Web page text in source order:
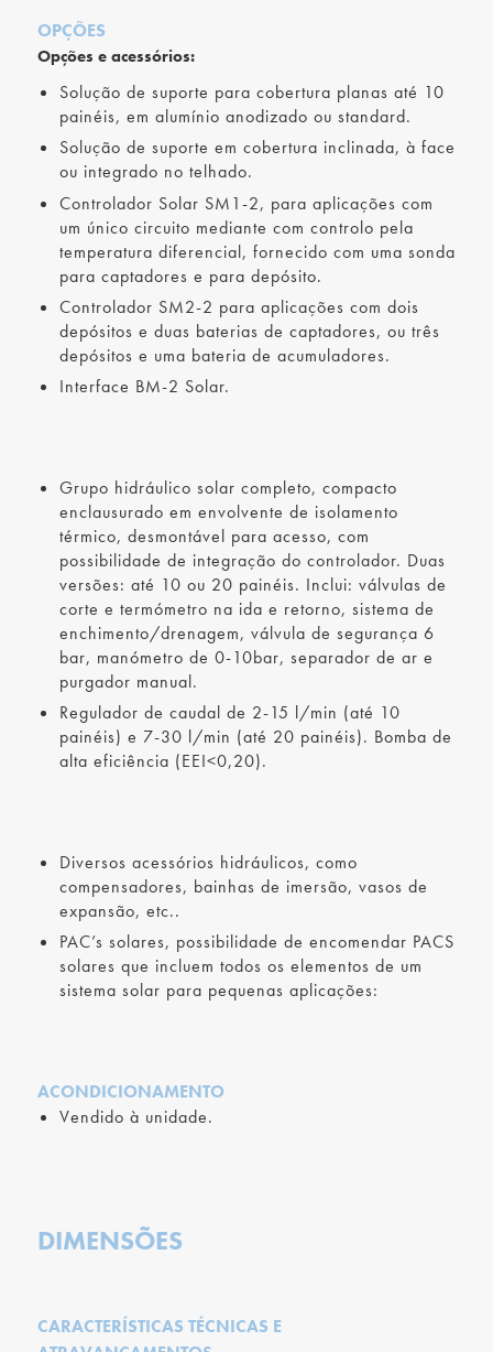
OPÇÕES
Opções e acessórios:
Solução de suporte para cobertura planas até 10
painéis, em alumínio anodizado ou standard.
Solução de suporte em cobertura inclinada, à face
ou integrado no telhado.
Controlador Solar SM1-2, para aplicações com
um único circuito mediante com controlo pela
temperatura diferencial, fornecido com uma sonda
para captadores e para depósito.
Controlador SM2-2 para aplicações com dois
depósitos e duas baterias de captadores, ou três
depósitos e uma bateria de acumuladores.
Interface BM-2 Solar.
Grupo hidráulico solar completo, compacto
enclausurado em envolvente de isolamento
térmico, desmontável para acesso, com
possibilidade de integração do controlador. Duas
versões: até 10 ou 20 painéis. Inclui: válvulas de
corte e termómetro na ida e retorno, sistema de
enchimento/drenagem, válvula de segurança 6
bar, manómetro de 0-10bar, separador de ar e
purgador manual.
Regulador de caudal de 2-15 l/min (até 10
painéis) e 7-30 l/min (até 20 painéis). Bomba de
alta eficiência (EEI<0,20).
Diversos acessórios hidráulicos, como
compensadores, bainhas de imersão, vasos de
expansão, etc..
PAC’s solares, possibilidade de encomendar PACS
solares que incluem todos os elementos de um
sistema solar para pequenas aplicações:
ACONDICIONAMENTO
Vendido à unidade.
DIMENSÕES
CARACTERÍSTICAS TÉCNICAS E